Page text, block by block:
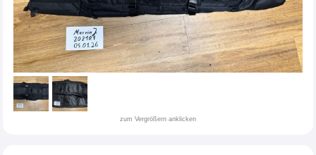
zum Vergrößern anklicken